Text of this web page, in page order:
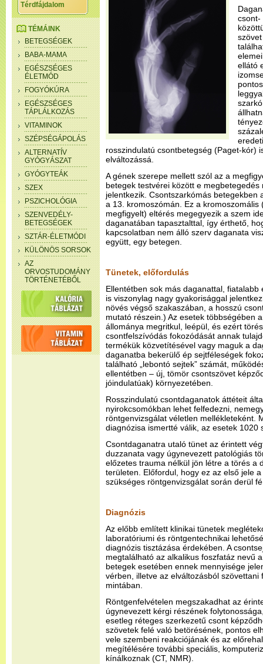
Térdfájdalom
TÉMÁINK
BETEGSÉGEK
BABA-MAMA
EGÉSZSÉGES
ÉLETMÓD
FOGYÓKÚRA
EGÉSZSÉGES
TÁPLÁLKOZÁS
VITAMINOK
SZÉPSÉGÁPOLÁS
ALTERNATÍV
GYÓGYÁSZAT
GYÓGYTEÁK
SZEX
PSZICHOLÓGIA
SZENVEDÉLY-
BETEGSÉGEK
SZTÁR-ÉLETMÓDI
KÜLÖNÖS SORSOK
AZ
ORVOSTUDOMÁNY
TÖRTÉNETÉBŐL
csont-
ellátó
rosszindulatú csontbetegség (Paget-kór)
elváltozássá.
A gének szerepe mellett szól az a
betegek testvérei között e
jelentkezik. Csontszarkómás betegekben
a 13. kromoszómán. Ez a
megfigyelt) eltérés megegyezik a szem
daganatában tapasztalttal, így érthető,
kapcsolatban nem álló szerv daganata
együtt, egy betegen.
Tünetek, előfordulás
Ellentétben sok más daganattal,
is viszonylag nagy gyakorisággal
növés végső szakaszában, a hosszú
mutató részein.) Az esetek többségében
állománya megritkul, leépül, és ezért
csontfelszívódás fokozódását annak
termékük közvetítésével vagy maguk a
daganatba bekerülő ép sejtféleségek
található „lebontó sejtek” számát,
ellentétben – új, tömör csontszövet
jóindulatúak) környezetében.
Rosszindulatú csontdaganatok áttéteit
nyirokcsomókban lehet felfedezni,
röntgenvizsgálat véletlen mellékleteként.
diagnózisa ismertté válik, az esetek 1020
Csontdaganatra utaló tünet az érintett
duzzanata vagy úgynevezett patológiás
előzetes trauma nélkül jön létre a törés a
területen. Előfordul, hogy ez az első jele
szükséges röntgenvizsgálat során derül
Diagnózis
Az előbb említett klinikai tünetek
laboratóriumi és röntgentechnikai
diagnózis tisztázása érdekében. A
megtalálható az alkalikus foszfatáz nevű
betegek esetében ennek mennyisége
vérben, illetve az elváltozásból szövettani
mintában.
Röntgenfelvételen megszakadhat az
úgynevezett kérgi részének
esetleg réteges szerkezetű csont
szövetek felé való betörésének, pontos
vele szembeni reakciójának és az
megítélésére további speciális,
kínálkoznak (CT, NMR).